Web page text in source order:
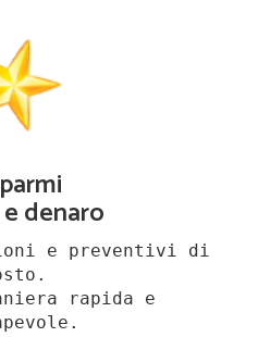
denaro
e preventivi di
rapida e